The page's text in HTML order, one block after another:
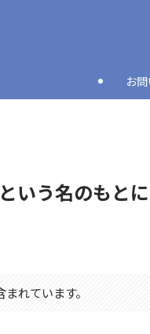
お
いう名のもと
れています。